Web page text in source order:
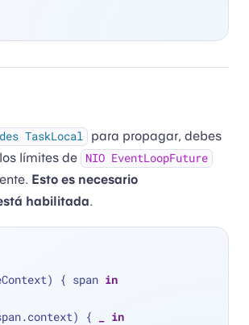
TaskLocal
para propagar, debes
límites de
NIO EventLoopFuture
Esto es necesario
habilitada.
{ span in
{
in